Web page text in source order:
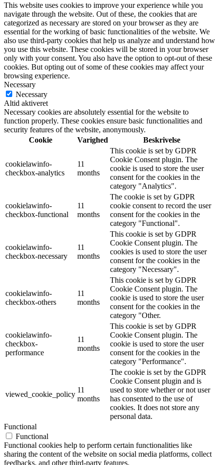
This website uses cookies to improve your experience while you
navigate through the website. Out of these, the cookies that are
categorized as necessary are stored on your browser as they are
essential for the working of basic functionalities of the website. We
also use third-party cookies that help us analyze and understand how
you use this website. These cookies will be stored in your browser
only with your consent. You also have the option to opt-out of these
cookies. But opting out of some of these cookies may affect your
browsing experience.
Necessary
Necessary
Altid aktiveret
Necessary cookies are absolutely essential for the website to
function properly. These cookies ensure basic functionalities and
security features of the website, anonymously.
Cookie
Varighed Beskrivelse
cookielawinfo-
checkbox-analytics
11
months
This cookie is set by GDPR
Cookie Consent plugin. The
cookie is used to store the user
consent for the cookies in the
category "Analytics".
cookielawinfo-
checkbox-functional
11
months
The cookie is set by GDPR
cookie consent to record the user
consent for the cookies in the
category "Functional".
cookielawinfo-
checkbox-necessary
11
months
This cookie is set by GDPR
Cookie Consent plugin. The
cookies is used to store the user
consent for the cookies in the
category "Necessary".
cookielawinfo-
checkbox-others
11
months
This cookie is set by GDPR
Cookie Consent plugin. The
cookie is used to store the user
consent for the cookies in the
category "Other.
cookielawinfo-
checkbox-
performance
11
months
This cookie is set by GDPR
Cookie Consent plugin. The
cookie is used to store the user
consent for the cookies in the
category "Performance".
viewed_cookie_policy
11
months
The cookie is set by the GDPR
Cookie Consent plugin and is
used to store whether or not user
has consented to the use of
cookies. It does not store any
personal data.
Functional
Functional
Functional cookies help to perform certain functionalities like
sharing the content of the website on social media platforms, collect
feedbacks, and other third-party features.